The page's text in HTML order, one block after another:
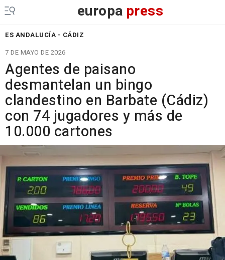
europa press
ES ANDALUCÍA - CÁDIZ
7 DE MAYO DE 2026
Agentes de paisano
desmantelan un bingo
clandestino en Barbate (Cádiz)
con 74 jugadores y más de
10.000 cartones